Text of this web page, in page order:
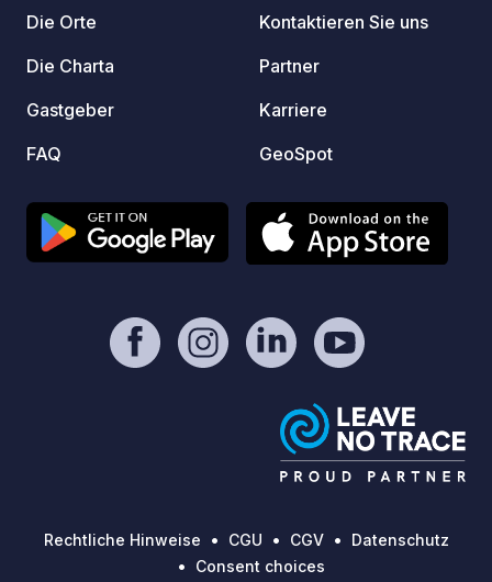
Die Orte
Die Charta
Gastgeber
FAQ
Kontaktieren Sie uns
Partner
Karriere
GeoSpot
Rechtliche Hinweise CGU CGV
Datenschutz
Consent choices